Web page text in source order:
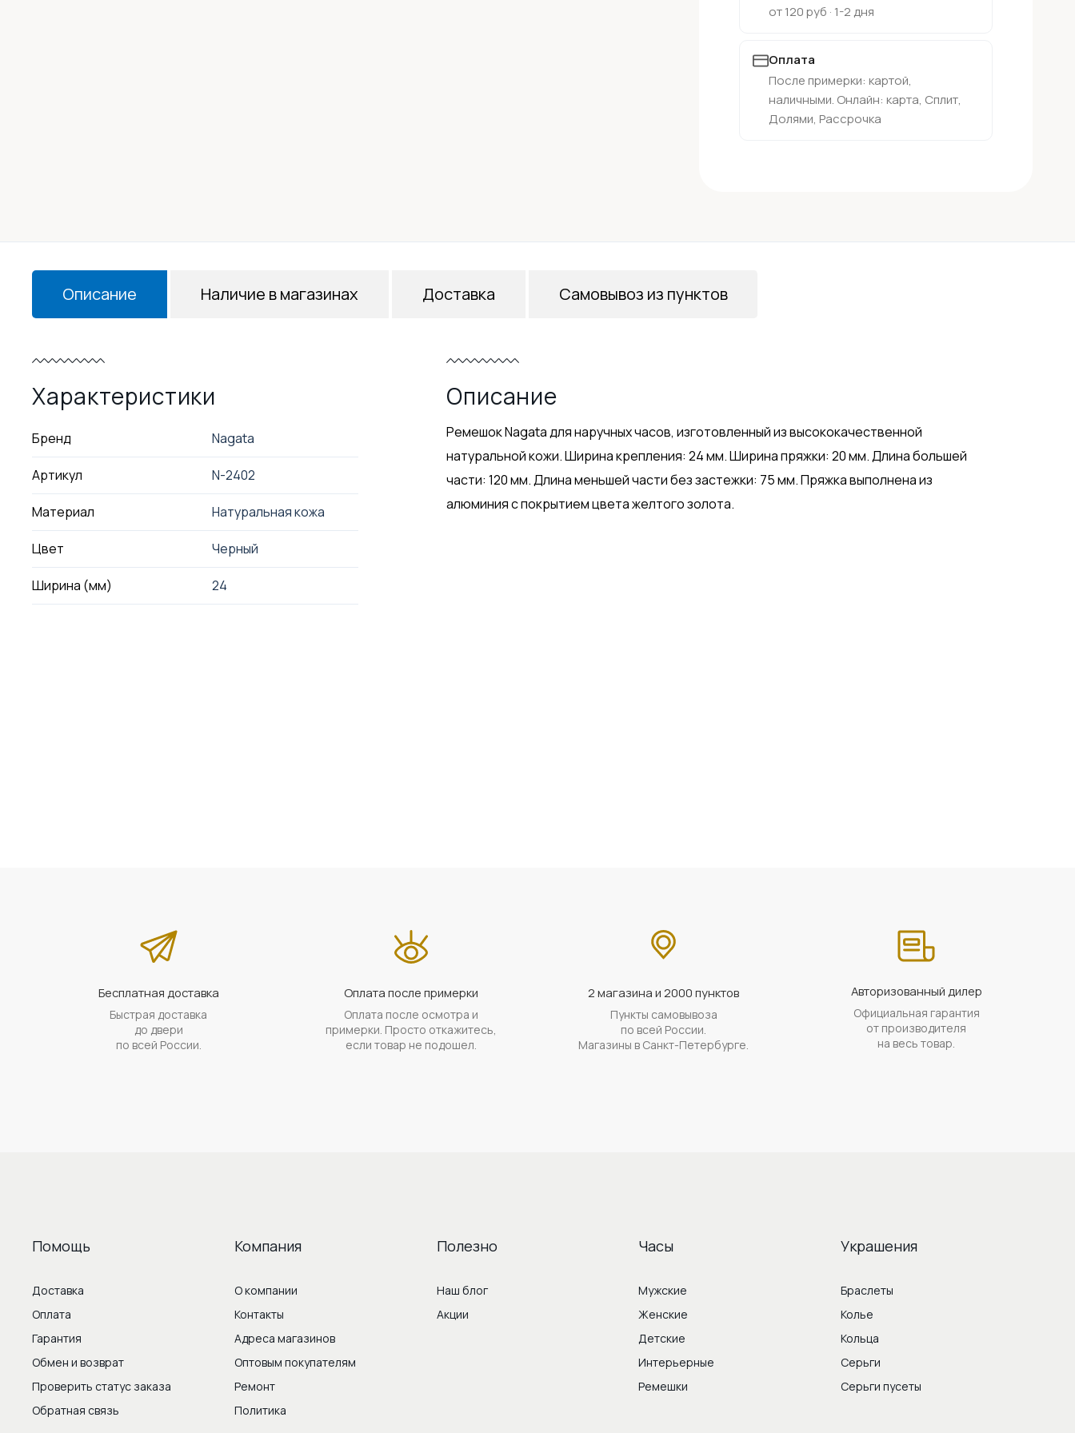
от 120 руб · 1-2 дня
Оплата
После примерки: картой,
наличными. Онлайн: карта, Сплит,
Долями, Рассрочка
Описание
Характеристики
Бренд Nagata
Артикул N-2402
Материал Натуральная кожа
Цвет Черный
Ширина (мм) 24
Описание
Ремешок Nagata для наручных часов, изготовленный из высококачественной
натуральной кожи. Ширина крепления: 24 мм. Ширина пряжки: 20 мм. Длина большей
части: 120 мм. Длина меньшей части без застежки: 75 мм. Пряжка выполнена из
алюминия с покрытием цвета желтого золота.
Наличие в магазинах Доставка Самовывоз из пунктов
Бесплатная доставка
Быстрая доставка
до двери
по всей России.
Оплата после примерки
Оплата после осмотра и
примерки. Просто откажитесь,
если товар не подошел.
2 магазина и 2000 пунктов
Пункты самовывоза
по всей России.
Магазины в Санкт-Петербурге.
Авторизованный дилер
Официальная гарантия
от производителя
на весь товар.
Помощь
Доставка
Оплата
Гарантия
Обмен и возврат
Проверить статус заказа
Обратная связь
Компания
О компании
Контакты
Адреса магазинов
Оптовым покупателям
Ремонт
Политика
Полезно
Наш блог
Акции
Часы
Мужские
Женские
Детские
Интерьерные
Ремешки
Украшения
Браслеты
Колье
Кольца
Серьги
Серьги пусеты